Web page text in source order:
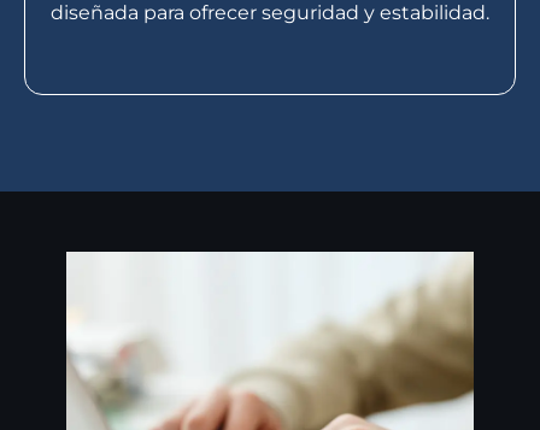
diseñada para ofrecer seguridad y estabilidad.